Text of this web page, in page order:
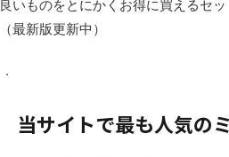
良いものをとにかくお得に買えるセッ
（最新版更新中）
.
当サイトで最も人気の